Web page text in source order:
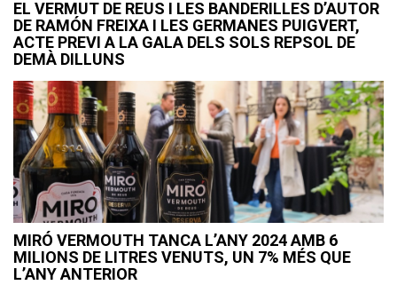
EL VERMUT DE REUS I LES BANDERILLES D’AUTOR
DE RAMÓN FREIXA I LES GERMANES PUIGVERT,
ACTE PREVI A LA GALA DELS SOLS REPSOL DE
DEMÀ DILLUNS
MIRÓ VERMOUTH TANCA L’ANY 2024 AMB 6
MILIONS DE LITRES VENUTS, UN 7% MÉS QUE
L’ANY ANTERIOR